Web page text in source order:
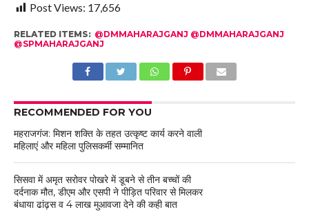
Post Views: 17,656
RELATED ITEMS: @DMMAHARAJGANJ @DMMAHARAJGANJ
@SPMAHARAJGANJ
RECOMMENDED FOR YOU
महराजगंज: मिशन शक्ति के तहत उत्कृष्ट कार्य करने वाली
महिलाएं और महिला पुलिसकर्मी सम्मानित
सिसवा में अमृत सरोवर पोखरे में डूबने से तीन बच्चों की
दर्दनाक मौत, डीएम और एसपी ने पीड़ित परिवार से मिलकर
बंधाया ढांढ़स व 4 लाख मुआवजा देने की कही बात